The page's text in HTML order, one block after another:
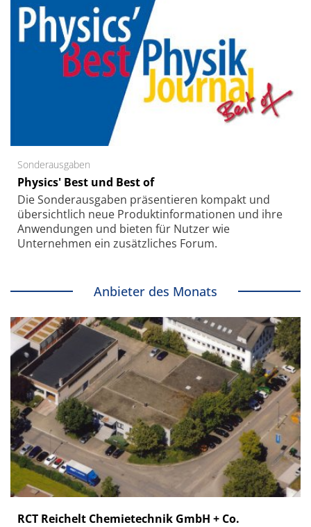
Sonderausgaben
Physics' Best und Best of
Die Sonder­ausgaben präsentieren kompakt und
übersichtlich neue Produkt­informationen und ihre
Anwendungen und bieten für Nutzer wie
Unternehmen ein zusätzliches Forum.
Anbieter des Monats
RCT Reichelt Chemietechnik GmbH + Co.